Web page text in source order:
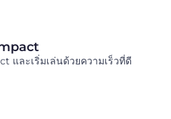
และเริ่มเล่นด้วยความเร็วที่ดี